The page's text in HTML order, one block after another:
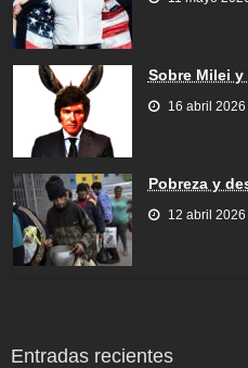
Sobre Milei
16 abril 2026
Pobreza y
12 abril 2026
Entradas recientes